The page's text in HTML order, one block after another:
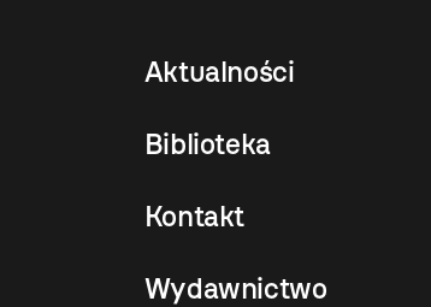
Aktualności
Biblioteka
Kontakt
Wydawnictwo